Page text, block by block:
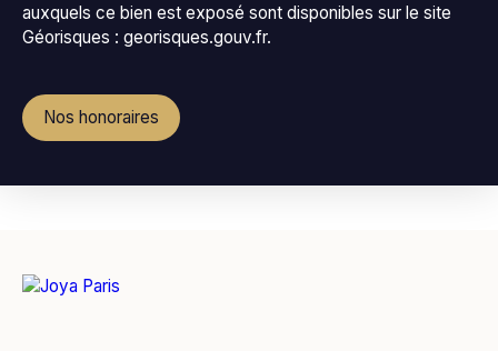
auxquels ce bien est exposé sont disponibles sur le site
Géorisques : georisques.gouv.fr.
Nos honoraires